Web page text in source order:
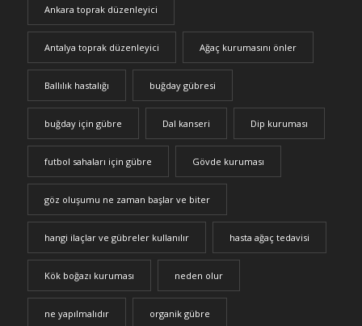
Ankara toprak düzenleyici
Antalya toprak düzenleyici Ağaç kurumasını önler
Ballılık hastalığı buğday gübresi
buğday için gübre Dal kanseri Dip kuruması
futbol sahaları için gübre Gövde kuruması
göz oluşumu ne zaman başlar ve biter
hangi ilaçlar ve gübreler kullanılır hasta ağaç tedavisi
Kök boğazı kuruması neden olur
ne yapılmalıdır organik gübre